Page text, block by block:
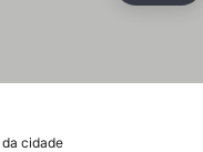
cidade